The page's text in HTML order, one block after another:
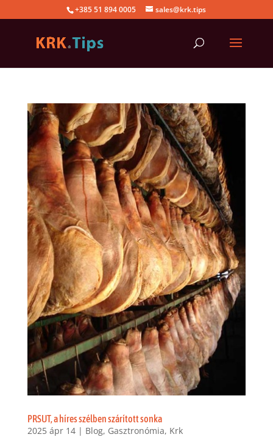
+385 51 894 0005 sales@krk.tips
PRSUT, a híres szélben szárított sonka
2025 ápr 14| Blog, Gasztronómia, Krk